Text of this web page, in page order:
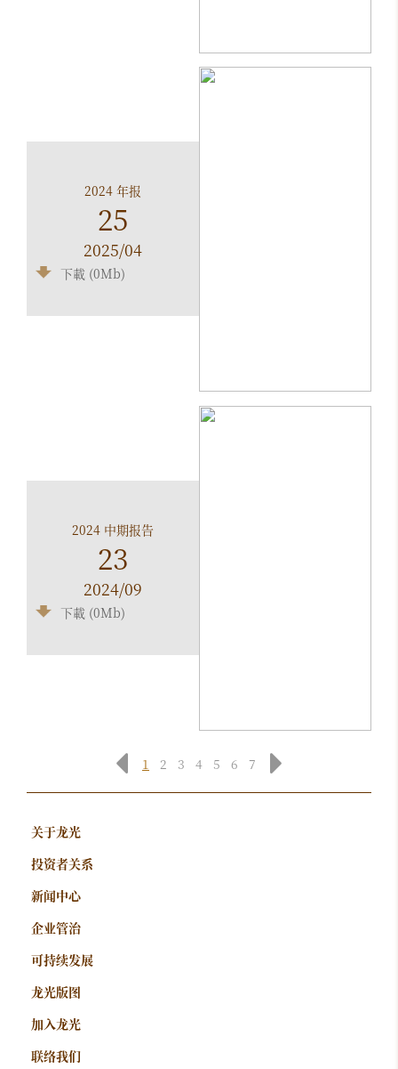
2024 年报
25
2025/04
下載 (0Mb)
2024 中期报告
23
2024/09
下載 (0Mb)
1 2 3 4 5 6 7
关于龙光
投资者关系
新闻中心
企业管治
可持续发展
龙光版图
加入龙光
联络我们